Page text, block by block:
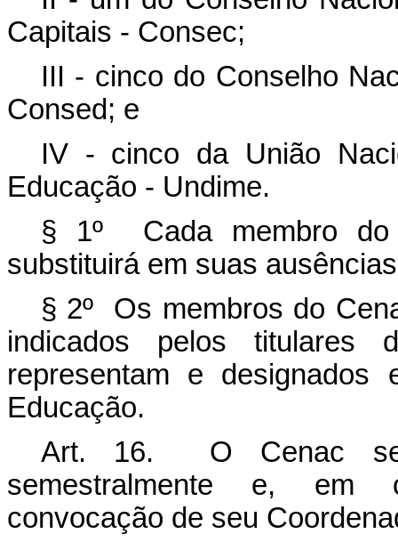
Capitais - Consec;
III - cinco do Conselho
Consed; e
IV - cinco da União
Educação - Undime.
§ 1º Cada membro
substituirá em suas
§ 2º Os membros do
indicados pelos
representam e
Educação.
Art. 16. O Cenac se
semestralmente e, em
convocação de seu